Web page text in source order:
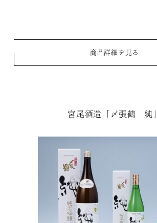
商品詳細を見る
宮尾酒造「〆張鶴 純」